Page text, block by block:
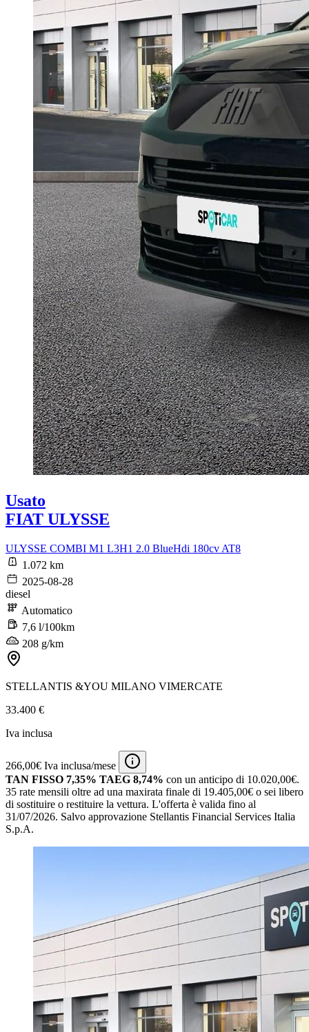
Usato
FIAT ULYSSE
ULYSSE COMBI M1 L3H1 2.0 BlueHdi 180cv AT8
1.072 km
2025-08-28
diesel
Automatico
7,6 l/100km
208 g/km
STELLANTIS &YOU MILANO VIMERCATE
33.400 €
Iva inclusa
266,00€ Iva inclusa/mese
TAN FISSO 7,35% TAEG 8,74% con un anticipo di 10.020,00€.
35 rate mensili oltre ad una maxirata finale di 19.405,00€ o sei libero
di sostituire o restituire la vettura. L'offerta è valida fino al
31/07/2026. Salvo approvazione Stellantis Financial Services Italia
S.p.A.